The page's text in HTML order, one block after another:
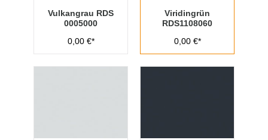
Vulkangrau RDS
0005000
0,00 €*
Viridingrün
RDS1108060
0,00 €*